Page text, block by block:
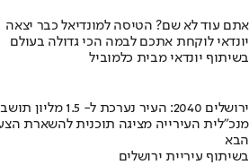
אתם עוד לא שם? הטיסה למונדיאל כבר יצאה
יונדאי לוקחת אתכם לבמה הכי גדולה בעולם
בשיתוף יונדאי מבית כלמוביל
ירושלים 2040: העיר נערכת ל- 1.5 מליון תושבים
מנכ"לית העירייה מציגה תוכנית להשארת
הבא
בשיתוף עיריית ירושלים